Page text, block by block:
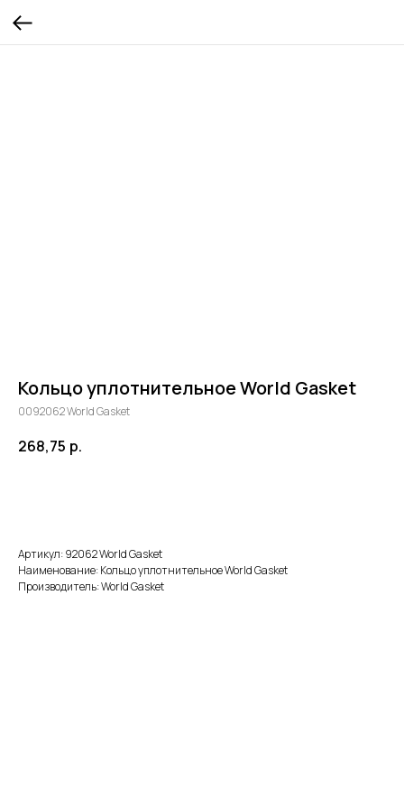
Кольцо уплотнительное World Gasket
0092062 World Gasket
268,75 р.
Артикул: 92062 World Gasket
Наименование: Кольцо уплотнительное World Gasket
Производитель: World Gasket